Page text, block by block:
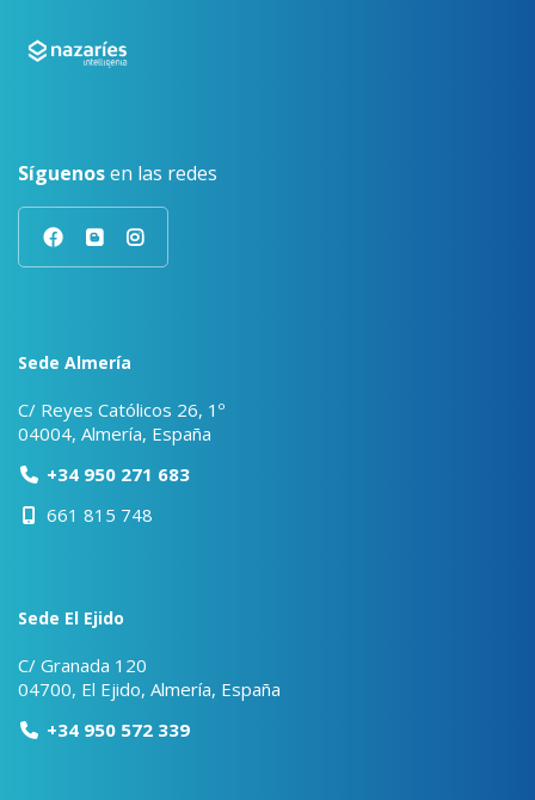
Síguenosen las redes
Sede Almería
C/ Reyes Católicos 26, 1º
04004, Almería, España
+34 950 271 683
661 815 748
Sede El Ejido
C/ Granada 120
04700, El Ejido, Almería, España
+34 950 572 339